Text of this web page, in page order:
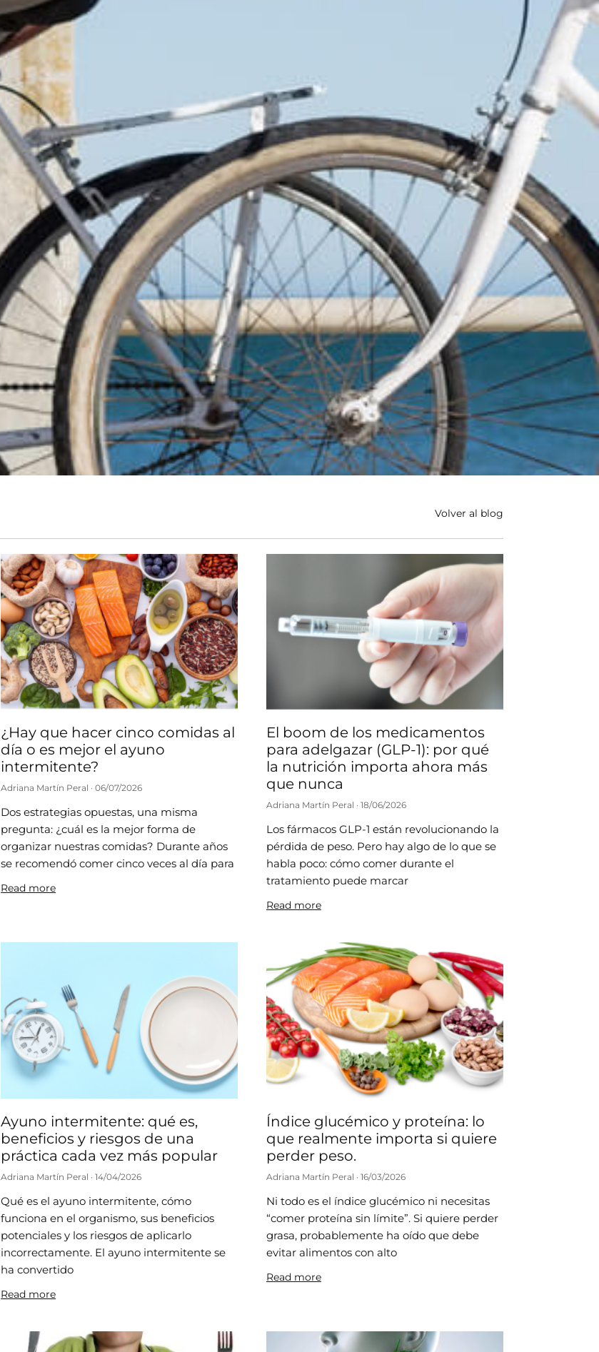
Volver al blog
¿Hay que hacer cinco comidas al
día o es mejor el ayuno
intermitente?
Adriana Martín Peral 06/07/2026
Dos estrategias opuestas, una misma
pregunta: ¿cuál es la mejor forma de
organizar nuestras comidas? Durante años
se recomendó comer cinco veces al día para
Read more
El boom de los medicamentos
para adelgazar (GLP-1): por qué
la nutrición importa ahora más
que nunca
Adriana Martín Peral 18/06/2026
Los fármacos GLP-1 están revolucionando la
pérdida de peso. Pero hay algo de lo que se
habla poco: cómo comer durante el
tratamiento puede marcar
Read more
Ayuno intermitente: qué es,
beneficios y riesgos de una
práctica cada vez más popular
Adriana Martín Peral 14/04/2026
Qué es el ayuno intermitente, cómo
funciona en el organismo, sus beneficios
potenciales y los riesgos de aplicarlo
incorrectamente. El ayuno intermitente se
ha convertido
Read more
Índice glucémico y proteína: lo
que realmente importa si quiere
perder peso.
Adriana Martín Peral 16/03/2026
Ni todo es el índice glucémico ni necesitas
“comer proteína sin límite”. Si quiere perder
grasa, probablemente ha oído que debe
evitar alimentos con alto
Read more